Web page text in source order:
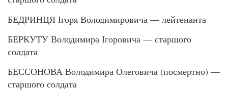
БЕДРИНЦЯ Ігоря Володимировича — лейтенанта
БЕРКУТУ Володимира Ігоровича — старшого
солдата
БЕССОНОВА Володимира Олеговича (посмертно) —
старшого солдата